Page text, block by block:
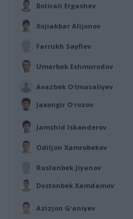
Botirali Ergashev
Xojiakbar Alijonov
Farrukh Sayfiev
Umarbek Eshmurodov
Avazbek Oʻlmasaliyev
Jaxongir Oʻrozov
Jamshid Iskanderov
Odiljon Xamrobekov
Ruslanbek Jiyanov
Dostonbek Xamdamov
Azizjon Gʻaniyev